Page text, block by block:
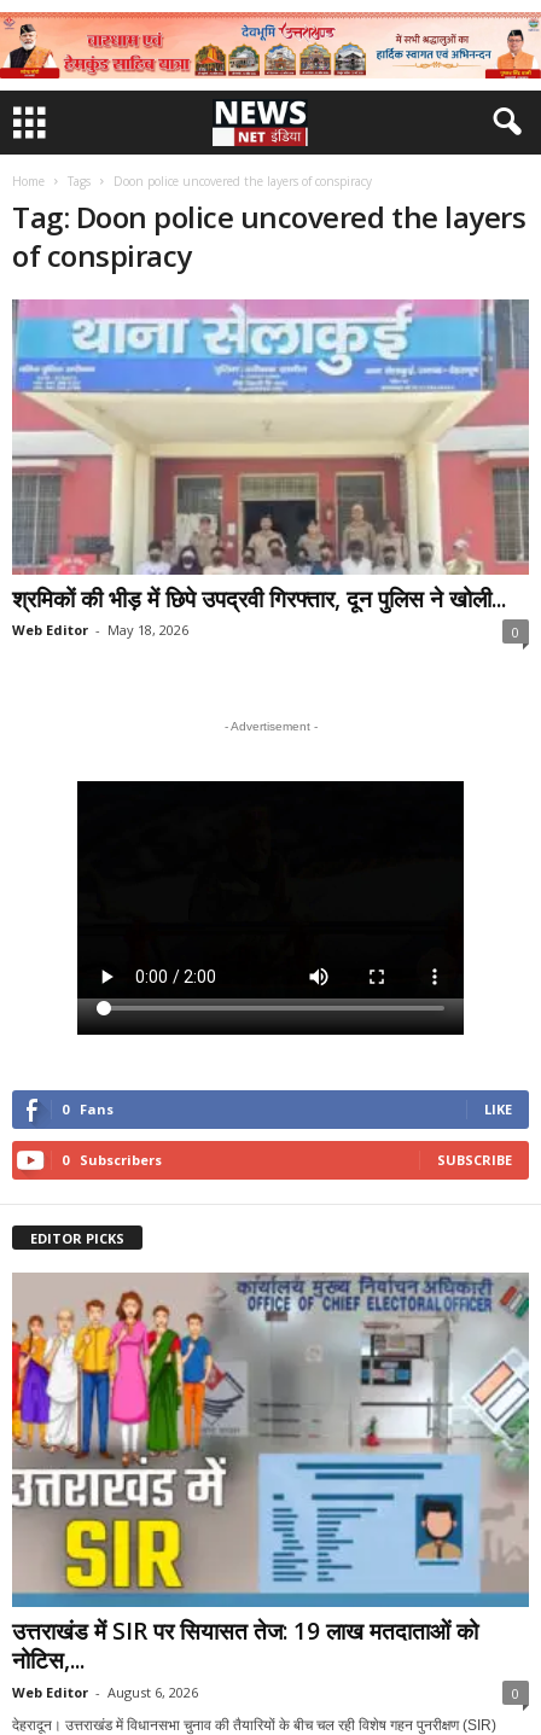
Home Tags Doon police uncovered the layers of conspiracy
Tag: Doon police uncovered the layers
of conspiracy
श्रमिकों की भीड़ में छिपे उपद्रवी गिरफ्तार, दून पुलिस ने खोली...
Web Editor - May 18, 2026 0
- Advertisement -
0 Fans LIKE
0 Subscribers SUBSCRIBE
EDITOR PICKS
उत्तराखंड में SIR पर सियासत तेज: 19 लाख मतदाताओं को
नोटिस,...
Web Editor - August 6, 2026 0
देहरादून। उत्तराखंड में विधानसभा चुनाव की तैयारियों के बीच चल रही विशेष गहन पुनरीक्षण (SIR)